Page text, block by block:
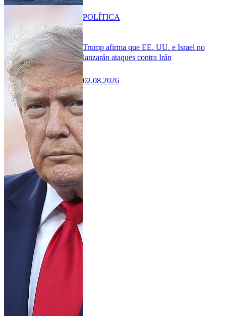
Trump afirma que EE. UU. e Israel no
lanzarán ataques contra Irán
02.08.2026
POLÍTICA